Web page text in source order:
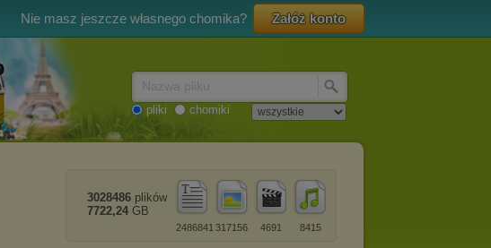
Nie masz jeszcze własnego chomika? Załóż konto
pliki chomiki
8415
4691
317156
2486841
3028486 plików
7722,24 GB